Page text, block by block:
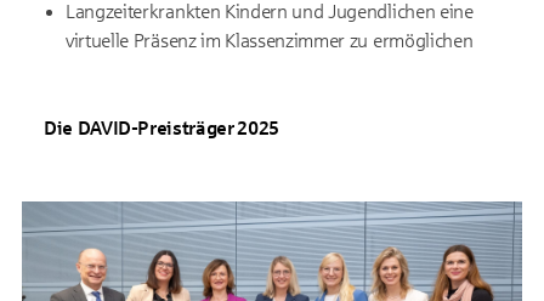
Langzeiterkrankten Kindern und Jugendlichen eine
virtuelle Präsenz im Klassenzimmer zu ermöglichen
Die DAVID-Preisträger 2025